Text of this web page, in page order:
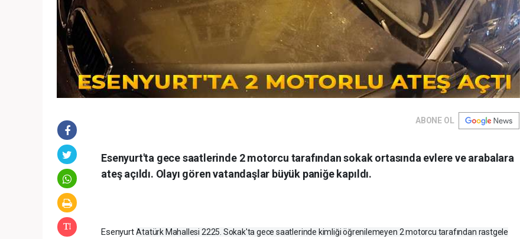
ABONE OL
Esenyurt'ta gece saatlerinde 2 motorcu tarafından sokak ortasında evlere ve arabalara
ateş açıldı. Olayı gören vatandaşlar büyük paniğe kapıldı.
EsenyurtAtatürk Mahallesi 2225. Sokak'ta gece saatlerinde kimliği öğrenilemeyen 2 motorcu tarafından rastgele